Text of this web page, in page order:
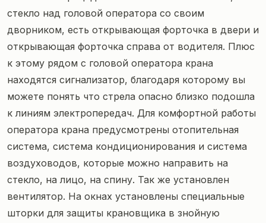
стекло над головой оператора со своим
дворником, есть открывающая форточка в двери и
открывающая форточка справа от водителя. Плюс
к этому рядом с головой оператора крана
находятся сигнализатор, благодаря которому вы
можете понять что стрела опасно близко подошла
к линиям электропередач. Для комфортной работы
оператора крана предусмотрены отопительная
система, система кондиционирования и система
воздуховодов, которые можно направить на
стекло, на лицо, на спину. Так же установлен
вентилятор. На окнах установлены специальные
шторки для защиты крановщика в знойную